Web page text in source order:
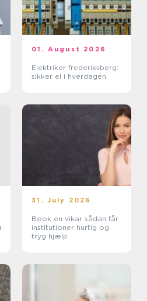
01. August 2026
Elektriker frederiksberg:
sikker el i hverdagen
31. July 2026
Book en vikar sådan får
institutioner hurtig og
tryg hjælp